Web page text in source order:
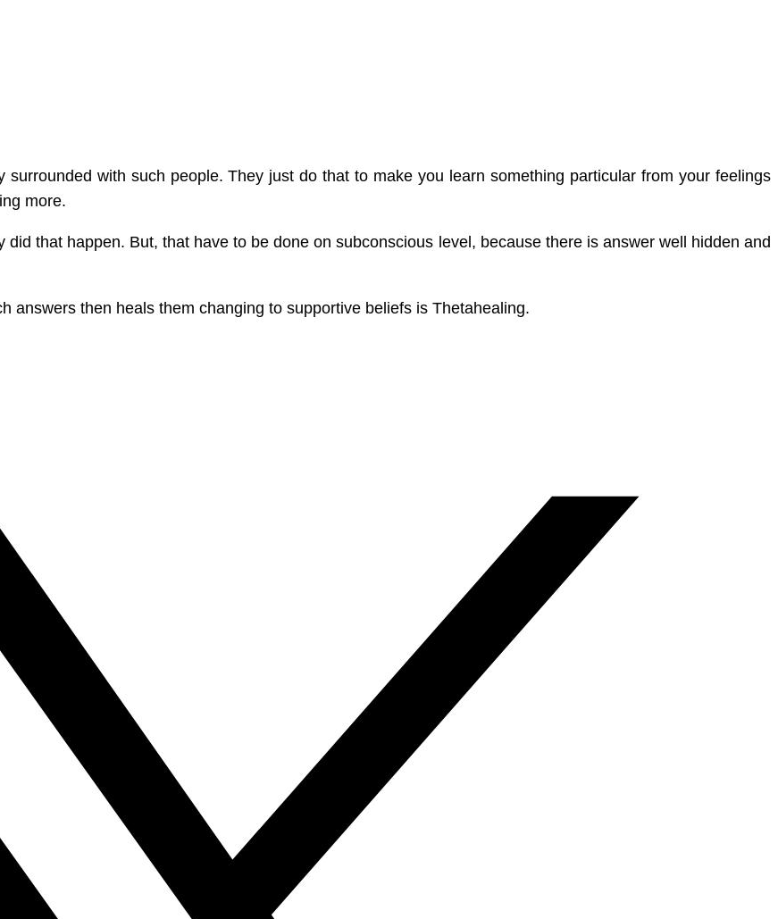
with such people. They just do that to make you learn something particular from your feelings
more.
that happen. But, that have to be done on subconscious level, because there is answer well hidden and
answers then heals them changing to supportive beliefs is Thetahealing.